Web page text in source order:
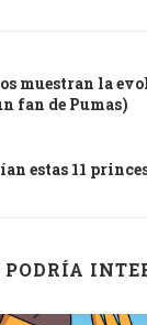
muestran la
fan de Pumas)
estas 11
PODRÍA